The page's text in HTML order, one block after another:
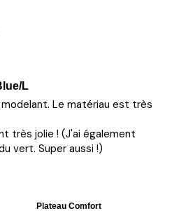
L
Le matériau est très
très jolie ! (J'ai également
vert. Super aussi !)
Plateau Comfort